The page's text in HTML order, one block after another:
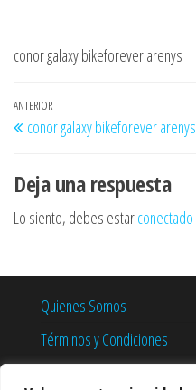
conor galaxy bikeforever arenys
Navegación
de
entradas
Entrada
anterior
ANTERIOR
conor galaxy bikeforever arenys
Deja una respuesta
Lo siento, debes estarconectado
Quienes Somos
Términos y Condiciones